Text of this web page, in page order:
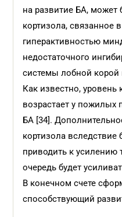
на развитие БА, может
кортизола, связанное
гиперактивностью
недостаточного
системы лобной корой
Как известно, уровень
возрастает у пожилых
БА [34].
кортизола
приводить к усилению
очередь будет
В конечном счете
способствующий